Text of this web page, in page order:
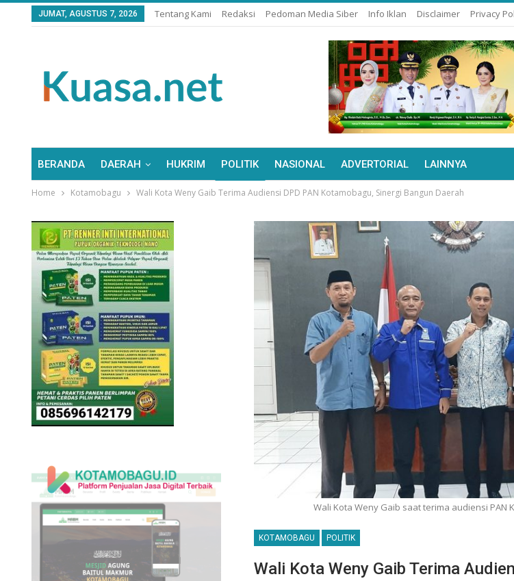
JUMAT, AGUSTUS 7, 2026 Tentang Kami Redaksi Pedoman Media Siber Info Iklan Disclaimer Privacy
BERANDA DAERAH HUKRIM POLITIK NASIONAL ADVERTORIAL LAINNYA
Home Kotamobagu Wali Kota Weny Gaib Terima Audiensi DPD PAN Kotamobagu, Sinergi Bangun Daerah
Wali Kota Weny Gaib saat terima audiensi PAN
KOTAMOBAGU POLITIK
Wali Kota Weny Gaib Terima